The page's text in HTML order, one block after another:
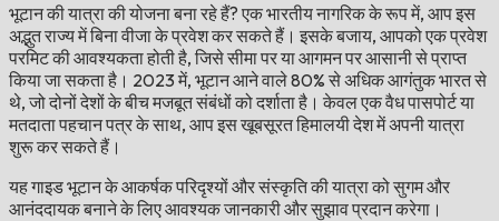
भूटान की यात्रा की योजना बना रहे हैं? एक भारतीय नागरिक के रूप में, आप इस
अद्भुत राज्य में बिना वीजा के प्रवेश कर सकते हैं। इसके बजाय, आपको एक प्रवेश
परमिट की आवश्यकता होती है, जिसे सीमा पर या आगमन पर आसानी से प्राप्त
किया जा सकता है। 2023 में, भूटान आने वाले 80% से अधिक आगंतुक भारत से
थे, जो दोनों देशों के बीच मजबूत संबंधों को दर्शाता है। केवल एक वैध पासपोर्ट या
मतदाता पहचान पत्र के साथ, आप इस खूबसूरत हिमालयी देश में अपनी यात्रा
शुरू कर सकते हैं।
यह गाइड भूटान के आकर्षक परिदृश्यों और संस्कृति की यात्रा को सुगम और
आनंददायक बनाने के लिए आवश्यक जानकारी और सुझाव प्रदान करेगा।